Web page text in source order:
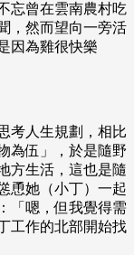
忘曾在雲南農村吃
，然而望向一旁活
因為雞很快樂
考人生規劃，相比
為伍」，於是隨野
方生活，這也是隨
恿她（小丁）一起
「嗯，但我覺得需
工作的北部開始找